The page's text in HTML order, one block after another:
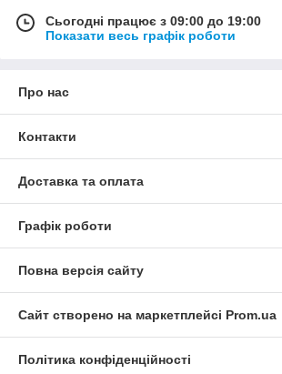
Сьогодні працює з 09:00 до 19:00
Показати весь графік роботи
Про нас
Контакти
Доставка та оплата
Графік роботи
Повна версія сайту
Сайт створено на маркетплейсі Prom.ua
Політика конфіденційності